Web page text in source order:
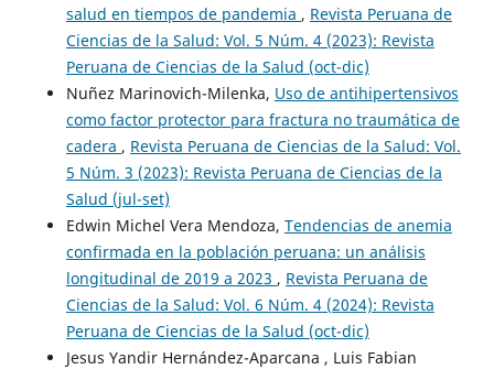
salud en tiempos de pandemia , Revista Peruana de
Ciencias de la Salud: Vol. 5 Núm. 4 (2023): Revista
Peruana de Ciencias de la Salud (oct-dic)
Nuñez Marinovich-Milenka, Uso de antihipertensivos
como factor protector para fractura no traumática de
cadera , Revista Peruana de Ciencias de la Salud: Vol.
5 Núm. 3 (2023): Revista Peruana de Ciencias de la
Salud (jul-set)
Edwin Michel Vera Mendoza, Tendencias de anemia
confirmada en la población peruana: un análisis
longitudinal de 2019 a 2023 , Revista Peruana de
Ciencias de la Salud: Vol. 6 Núm. 4 (2024): Revista
Peruana de Ciencias de la Salud (oct-dic)
Jesus Yandir Hernández-Aparcana , Luis Fabian